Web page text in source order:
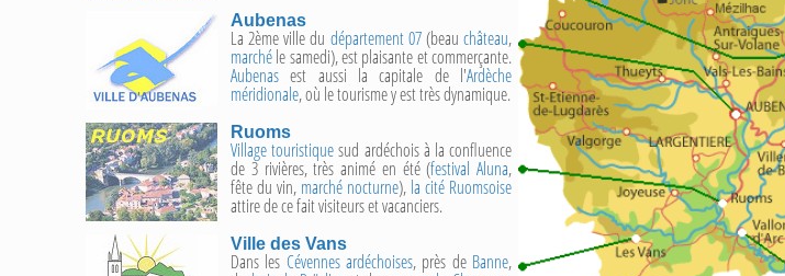
Aubenas
La 2ème ville du département 07(beauchâteau,
marchéle samedi), est plaisante et commerçante.
Aubenas est aussi la capitale de l'Ardèche
méridionale, où le tourisme y est très dynamique.
Ruoms
Village touristiquesud ardéchois à la confluence
de 3 rivières, très animé en été (festival Aluna,
fête du vin, marché nocturne), la cité Ruomsoise
attire de ce fait visiteurs et vacanciers.
Ville des Vans
Dans les Cévennes ardéchoises, près de Banne,